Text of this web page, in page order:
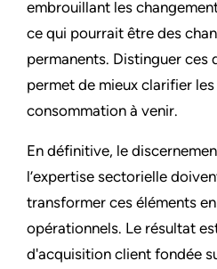
embrouillant les
ce qui pourrait être des
permanents. Distinguer ces
permet de mieux clarifier
consommation à venir.
En définitive, le
l’expertise sectorielle
transformer ces éléments
opérationnels. Le résultat
d'acquisition client fondée